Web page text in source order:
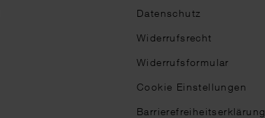
Datenschutz
Widerrufsrecht
Widerrufsformular
Cookie Einstellungen
Barrierefreiheitserklärung